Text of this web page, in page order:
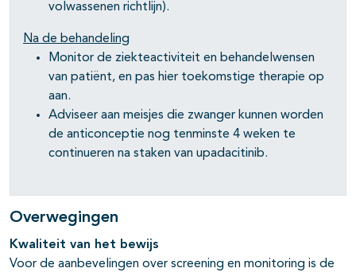
volwassenen richtlijn).
Na de behandeling
Monitor de ziekteactiviteit en behandelwensen
van patiënt, en pas hier toekomstige therapie op
aan.
Adviseer aan meisjes die zwanger kunnen worden
de anticonceptie nog tenminste 4 weken te
continueren na staken van upadacitinib.
Overwegingen
Kwaliteit van het bewijs
Voor de aanbevelingen over screening en monitoring is de